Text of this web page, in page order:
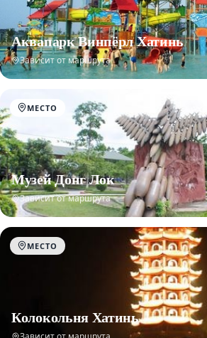
Аквапарк Винпёрл Хатинь
Зависит от маршрута
МЕСТО
Музей Донг Лок
Зависит от маршрута
МЕСТО
Колокольня Хатинь